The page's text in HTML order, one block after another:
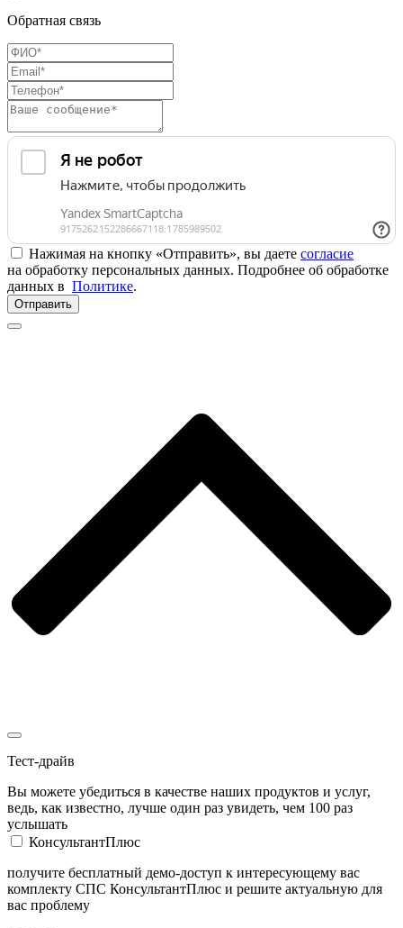
Обратная связь
Нажимая на кнопку «Отправить», вы даете согласие
на обработку персональных данных. Подробнее об обработке
данных в Политике.
Отправить
Тест-драйв
Вы можете убедиться в качестве наших продуктов и услуг,
ведь, как известно, лучше один раз увидеть, чем 100 раз
услышать
КонсультантПлюс
получите бесплатный демо-доступ к интересующему вас
комплекту СПС КонсультантПлюс и решите актуальную для
вас проблему